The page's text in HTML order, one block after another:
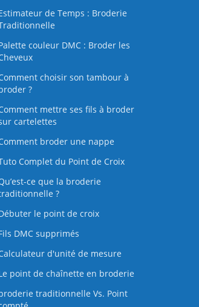
de Temps : Broderie
couleur DMC : Broder les
choisir son tambour à
?
mettre ses fils à broder
cartelettes
broder une nappe
Complet du Point de Croix
ce que la broderie
?
le point de croix
DMC supprimés
d'unité de mesure
point de chaînette en broderie
traditionnelle Vs. Point